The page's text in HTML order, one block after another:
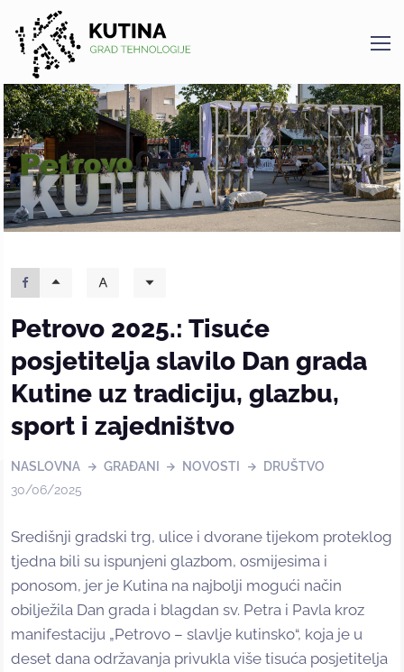
Kutina
Petrovo 2025.: Tisuće
posjetitelja slavilo Dan grada
Kutine uz tradiciju, glazbu,
sport i zajedništvo
NASLOVNA GRAĐANI NOVOSTI
DRUŠTVO
30/06/2025
Središnji gradski trg, ulice i dvorane tijekom proteklog
tjedna bili su ispunjeni glazbom, osmijesima i
ponosom, jer je Kutina na najbolji mogući način
obilježila Dan grada i blagdan sv. Petra i Pavla kroz
manifestaciju „Petrovo – slavlje kutinsko“, koja je u
deset dana održavanja privukla više tisuća posjetitelja